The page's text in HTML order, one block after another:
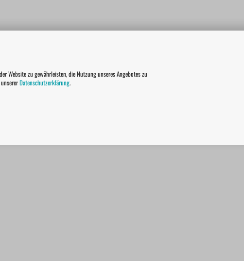
Website zu gewährleisten, die Nutzung unseres Angebotes zu
Datenschutzerklärung.